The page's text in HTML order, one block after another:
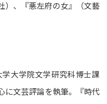
）、『悪左府の女』（文藝
大学院文学研究科博士課
に文芸評論を執筆。『時代